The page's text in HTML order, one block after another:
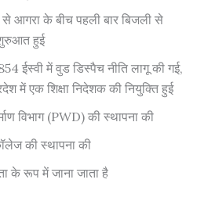
आगरा के बीच पहली बार बिजली से
हुई
ईस्वी में वुड डिस्पैच नीति लागू की गई,
में एक शिक्षा निदेशक की नियुक्ति हुई
विभाग (PWD) की स्थापना की
की स्थापना की
के रूप में जाना जाता है